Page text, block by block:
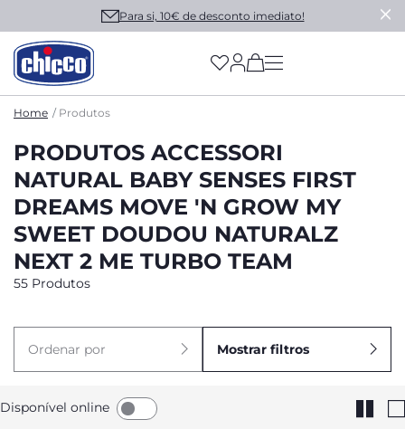
Para si, 10€ de desconto imediato!
(has more options
Home Produtos
PRODUTOS ACCESSORI
NATURAL BABY SENSES FIRST
DREAMS MOVE 'N GROW MY
SWEET DOUDOU NATURALZ
NEXT 2 ME TURBO TEAM
55 Produtos
Ordenar por Mostrar filtros
Disponível online